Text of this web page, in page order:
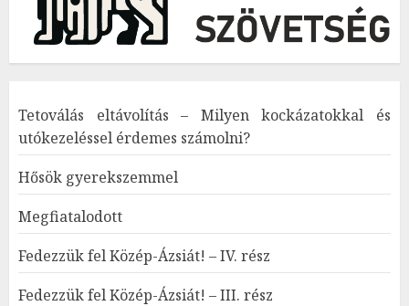
Tetoválás eltávolítás – Milyen kockázatokkal és
utókezeléssel érdemes számolni?
Hősök gyerekszemmel
Megfiatalodott
Fedezzük fel Közép-Ázsiát! – IV. rész
Fedezzük fel Közép-Ázsiát! – III. rész